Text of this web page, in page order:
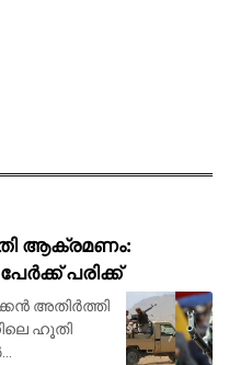
ആക്രമണം:
പരിക്ക്
അതിർത്തി
ഹൂതി